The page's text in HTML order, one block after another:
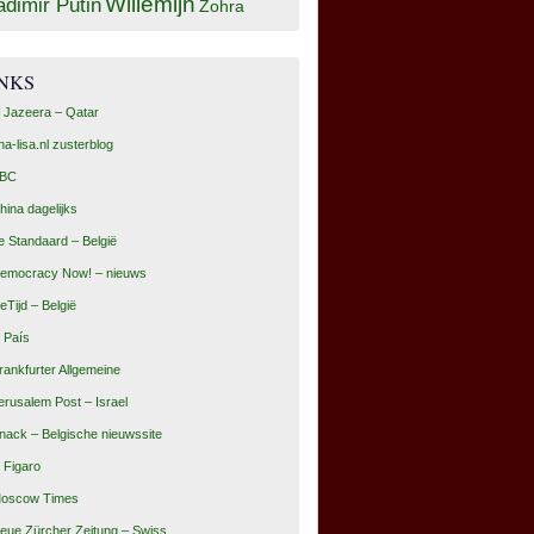
Putin Zohra
Jazeera – Qatar
lisa.nl zusterblog
dagelijks
Standaard – België
Now! – nieuws
– België
País
Allgemeine
Post – Israel
– Belgische nieuwssite
Figaro
Times
Zürcher Zeitung – Swiss